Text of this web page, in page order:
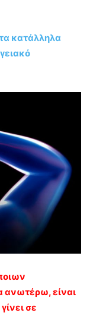
κατάλληλα
ανωτέρω, είναι
σε